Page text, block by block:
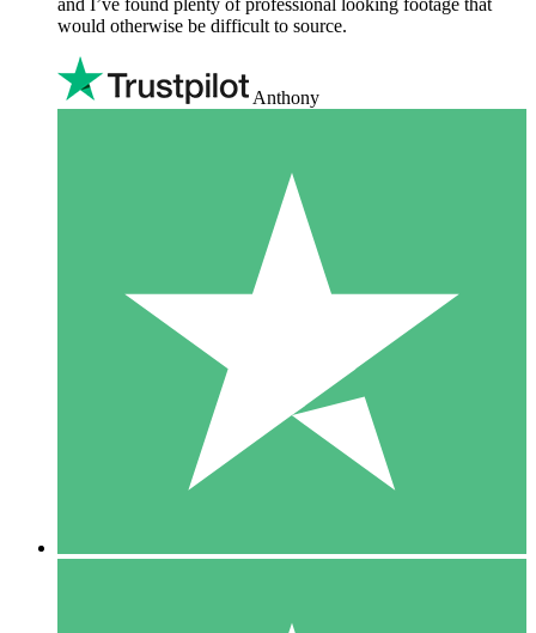
would otherwise be difficult to source.
Anthony